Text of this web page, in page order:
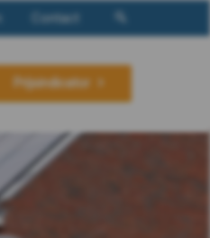
Contact
Prijsindicator